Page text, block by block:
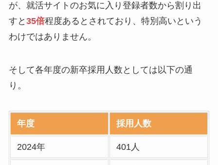
が、就活サイトのお気に入り登録者数から割り出
すと 35倍程度あるとされており、特別高いという
わけではありません。
そして各年度の新卒採用人数としては以下の通
り。
年度 採用人数
2024年 401人